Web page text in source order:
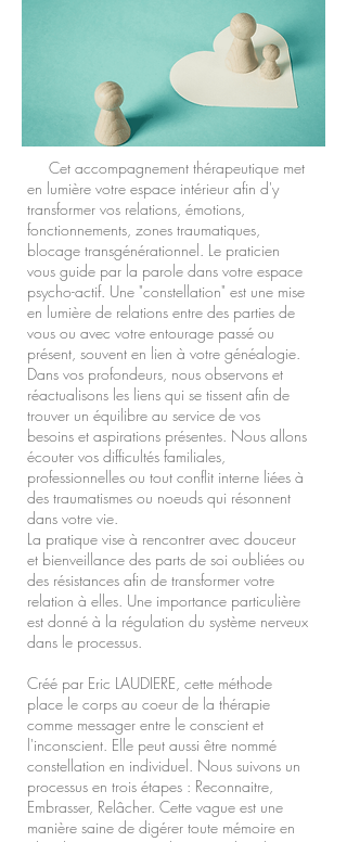
Cet accompagnement thérapeutique met
en lumière votre espace intérieur afin d'y
transformer vos relations, émotions,
fonctionnements, zones traumatiques,
blocage transgénérationnel. Le praticien
vous guide par la parole dans votre espace
psycho-actif. Une "constellation" est une mise
en lumière de relations entre des parties de
vous ou avec votre entourage passé ou
présent, souvent en lien à votre généalogie.
Dans vos profondeurs, nous observons et
réactualisons les liens qui se tissent afin de
trouver un équilibre au service de vos
besoins et aspirations présentes. Nous allons
écouter vos difficultés familiales,
professionnelles ou tout conflit interne liées à
des traumatismes ou noeuds qui résonnent
dans votre vie.
La pratique vise à rencontrer avec douceur
et bienveillance des parts de soi oubliées ou
des résistances afin de transformer votre
relation à elles. Une importance particulière
est donné à la régulation du système nerveux
dans le processus.
Créé par Eric LAUDIERE, cette méthode
place le corps au coeur de la thérapie
comme messager entre le conscient et
l'inconscient. Elle peut aussi être nommé
constellation en individuel. Nous suivons un
processus en trois étapes : Reconnaitre,
Embrasser, Relâcher. Cette vague est une
manière saine de digérer toute mémoire en